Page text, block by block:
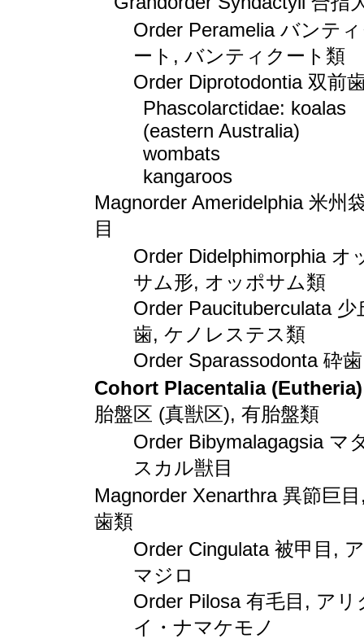
Order Peramelia バンテ
ート, バンティクート類
Order Diprotodontia 双前
Phascolarctidae: koalas
(eastern Australia)
wombats
kangaroos
Magnorder Ameridelphia 米州
目
Order Didelphimorphia オ
サム形, オッポサム類
Order Paucituberculata 少
歯, ケノレステス類
Order Sparassodonta 砕
Cohort Placentalia (Eutheria)
胎盤区 (真獣区), 有胎盤類
Order Bibymalagagsia マ
スカル獣目
Magnorder Xenarthra 異節巨
歯類
Order Cingulata 被甲目,
マジロ
Order Pilosa 有毛目, アリ
イ・ナマケモノ